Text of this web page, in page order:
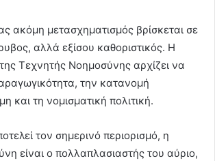
ακόμη μετασχηματισμός βρίσκεται σε
αλλά εξίσου καθοριστικός. Η
Τεχνητής Νοημοσύνης αρχίζει να
την κατανομή
και τη νομισματική πολιτική.
τον σημερινό περιορισμό, η
είναι ο πολλαπλασιαστής του αύριο,